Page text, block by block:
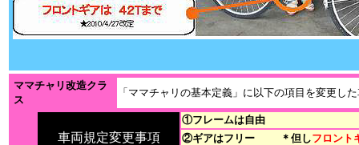
ママチャリ改造クラ
ス
「ママチャリの基本定義」に以下の項目を変更し
車両規定変更事項
①フレームは自由
②ギアはフリー
＊但しフロント